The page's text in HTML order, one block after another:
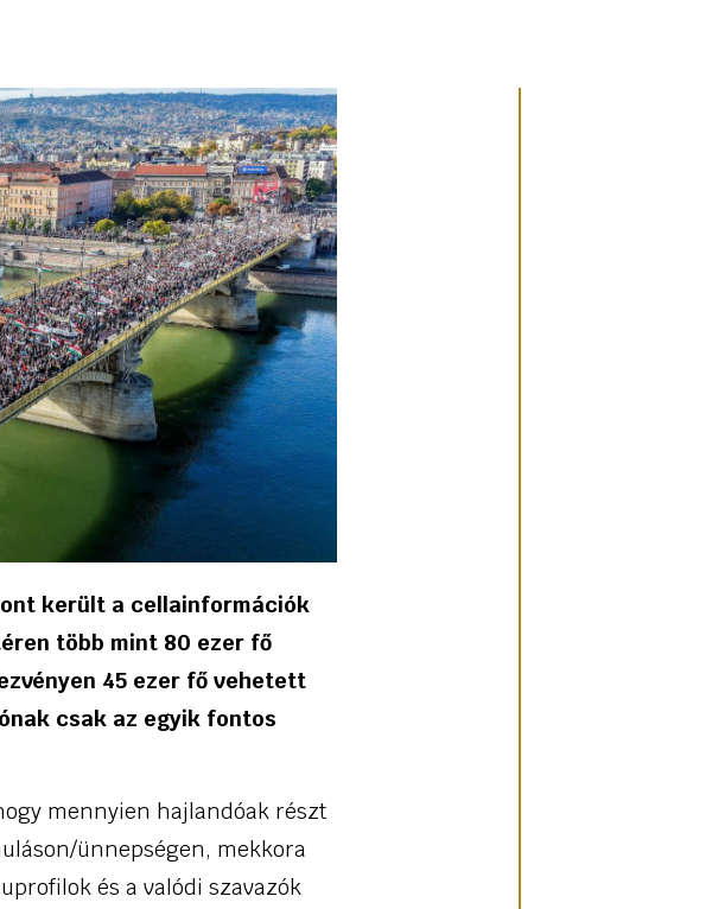
került a cellainformációk
több mint 80 ezer fő
45 ezer fő vehetett
csak az egyik fontos
mennyien hajlandóak részt
ünnepségen, mekkora
és a valódi szavazók